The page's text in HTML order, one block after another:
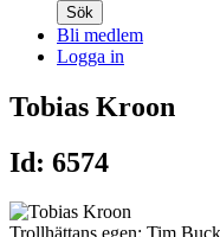
Sök
Bli medlem
Logga in
Tobias Kroon
Id: 6574